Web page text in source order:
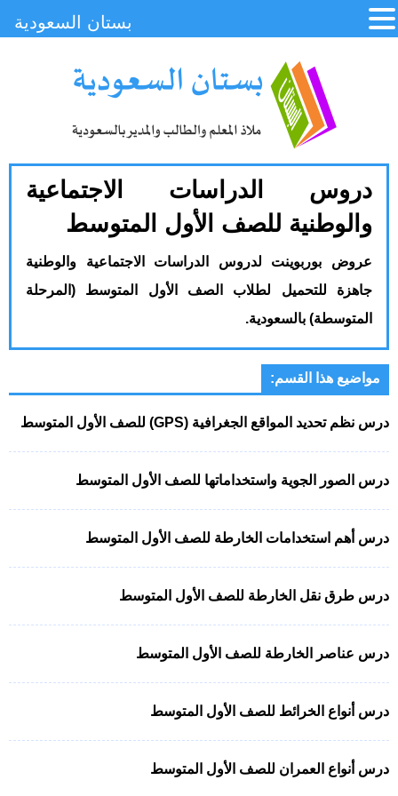
دروس الدراسات الاجتماعية
والوطنية للصف الأول المتوسط
عروض بوربوينت لدروس الدراسات الاجتماعية والوطنية
جاهزة للتحميل لطلاب الصف الأول المتوسط (المرحلة
المتوسطة) بالسعودية.
مواضيع هذا القسم:
درس نظم تحديد المواقع الجغرافية (GPS) للصف الأول المتوسط
درس الصور الجوية واستخداماتها للصف الأول المتوسط
درس أهم استخدامات الخارطة للصف الأول المتوسط
درس طرق نقل الخارطة للصف الأول المتوسط
درس عناصر الخارطة للصف الأول المتوسط
درس أنواع الخرائط للصف الأول المتوسط
درس أنواع العمران للصف الأول المتوسط
بستان السعودية